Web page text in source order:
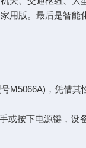
版。最后是智
，凭借其
按下电源键，设